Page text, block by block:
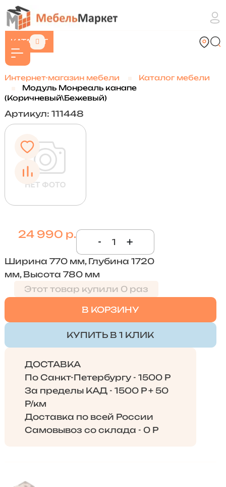
КАТАЛОГ
Интернет-магазин мебели
Каталог мебели
Модуль Монреаль канапе
(Коричневый\Бежевый)
Артикул: 111448
24 990 р.
- +
Ширина 770 мм, Глубина 1720
мм, Высота 780 мм
Этот товар купили 0 раз
В КОРЗИНУ
КУПИТЬ В 1 КЛИК
ДОСТАВКА
По Санкт-Петербургу - 1500 Р
За пределы КАД - 1500 Р + 50
Р/км
Доставка по всей России
Самовывоз со склада - 0 Р